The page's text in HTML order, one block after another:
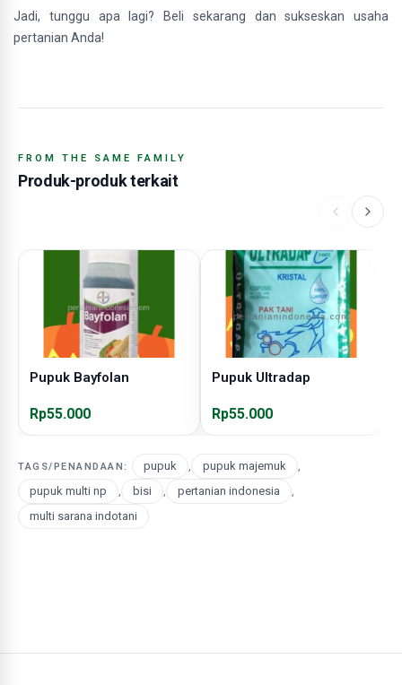
Jadi, tunggu apa lagi? Beli sekarang dan sukseskan usaha
pertanian Anda!
FROM THE SAME FAMILY
Produk-produk terkait
Pupuk Bayfolan
Rp55.000
Pupuk Ultradap
Rp55.000
TAGS/PENANDAAN: pupuk , pupuk majemuk
,
pupuk multi np
, bisi , pertanian indonesia
,
multi sarana indotani